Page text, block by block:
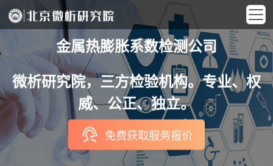
金属热膨胀系数检测公司
微析研究院，三方检验机构。专业、权
威、公正、独立。
免费获取服务报价